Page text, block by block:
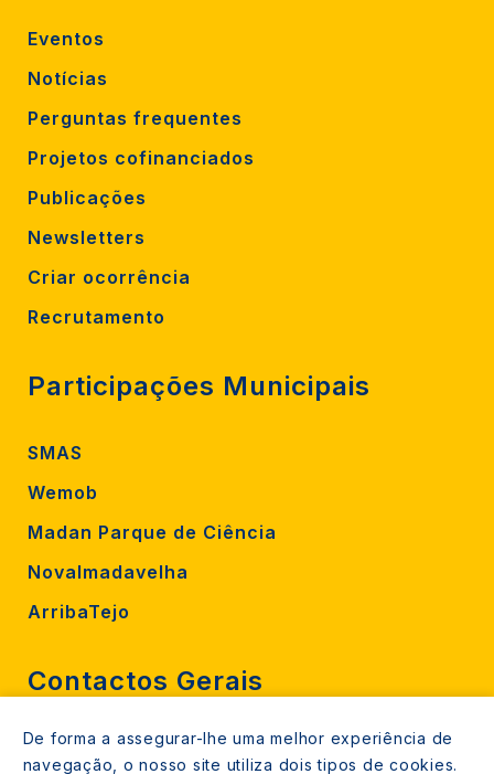
Eventos
Notícias
Perguntas frequentes
Projetos cofinanciados
Publicações
Newsletters
Criar ocorrência
Recrutamento
Participações Municipais
SMAS
Wemob
Madan Parque de Ciência
Novalmadavelha
ArribaTejo
Contactos Gerais
212 724 000
De forma a assegurar-lhe uma melhor experiência de
navegação, o nosso site utiliza dois tipos de cookies.